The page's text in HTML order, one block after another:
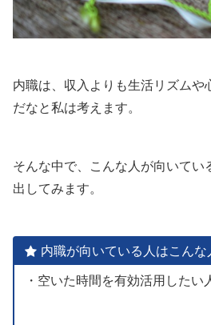
内職は、収入よりも生活リズムや
だなと私は考えます。
そんな中で、こんな人が向いてい
出してみます。
内職が向いている人はこんな
・空いた時間を有効活用したい